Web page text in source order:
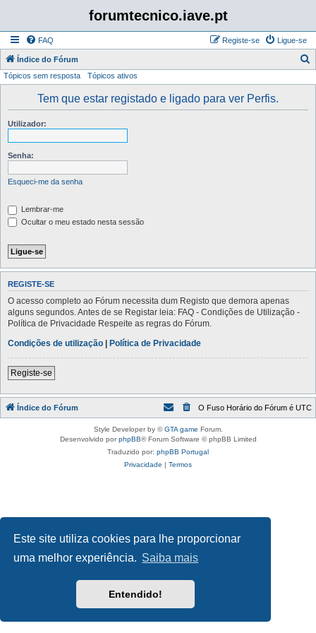
Este site utiliza cookies para lhe proporcionar
uma melhor experiência. Saiba mais
Entendido!
forumtecnico.iave.pt
FAQ Ligue-se
Registe-se
Índice do Fórum
Tópicos sem resposta Tópicos ativos
Tem que estar registado e ligado para ver Perfis.
Utilizador:
Senha:
Esqueci-me da senha
Lembrar-me
Ocultar o meu estado nesta sessão
REGISTE-SE
O acesso completo ao Fórum necessita dum Registo que demora apenas
alguns segundos. Antes de se Registar leia: FAQ - Condições de Utilização -
Política de Privacidade Respeite as regras do Fórum.
Condições de utilização | Política de Privacidade
Registe-se
Índice do Fórum O Fuso Horário do Fórum é UTC
Style Developer by ©GTA game Forum.
Desenvolvido porphpBB® Forum Software © phpBB Limited
Traduzido por: phpBB Portugal
Privacidade | Termos